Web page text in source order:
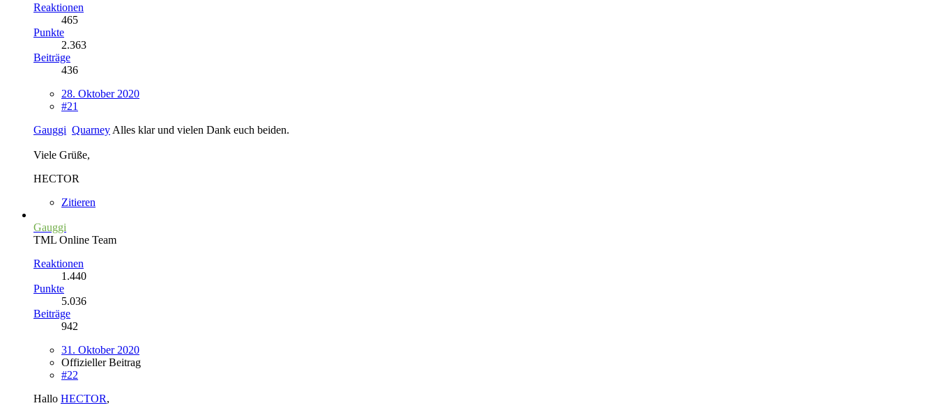
Reaktionen
465
Punkte
2.363
Beiträge
436
28. Oktober 2020
#21
Gauggi Quarney Alles klar und vielen Dank euch beiden.
Viele Grüße,
HECTOR
Zitieren
Gauggi
TML Online Team
Reaktionen
1.440
Punkte
5.036
Beiträge
942
31. Oktober 2020
Offizieller Beitrag
#22
Hallo HECTOR,